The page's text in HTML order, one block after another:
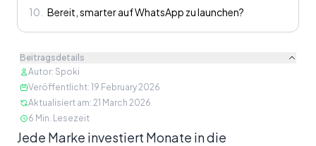
10
Bereit, smarter auf WhatsApp zu launchen?
Beitragsdetails
Autor: Spoki
Veröffentlicht: 19 February 2026
Aktualisiert am: 21 March 2026
6 Min. Lesezeit
Inhalt
Jede Marke investiert Monate in die